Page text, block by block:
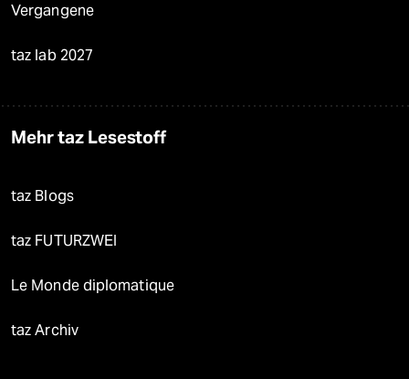
Vergangene
taz lab 2027
Mehr taz Lesestoff
taz Blogs
taz FUTURZWEI
Le Monde diplomatique
taz Archiv